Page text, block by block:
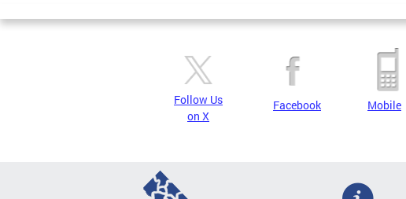
Follow Us
on X
Facebook Mobile